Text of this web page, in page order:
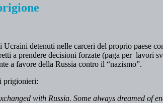
Ucraini detenuti nelle carceri del proprio paese
a prendere decisioni forzate (paga per
a favore della Russia contro il “nazismo”.
prigionieri:
with Russia. Some always dreamed of